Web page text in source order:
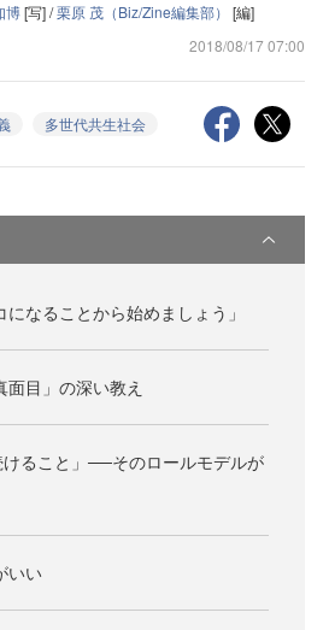
博[写] /栗原 茂（Biz/Zine編集部） [編]
2018/08/17 07:00
多世代共生社会
なることから始めましょう」
目」の深い教え
ること」──そのロールモデルが
いい